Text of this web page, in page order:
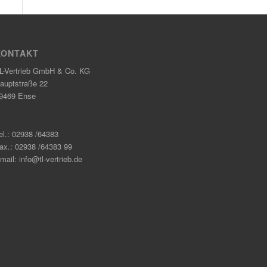
Vertrieb GmbH & Co. KG
22
Ense
02938 /64383
02938 /64383 99
info@tl-vertrieb.de